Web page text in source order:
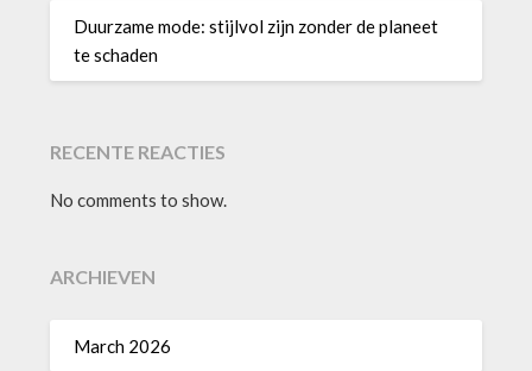
Duurzame mode: stijlvol zijn zonder de planeet
te schaden
RECENTE REACTIES
No comments to show.
ARCHIEVEN
March 2026